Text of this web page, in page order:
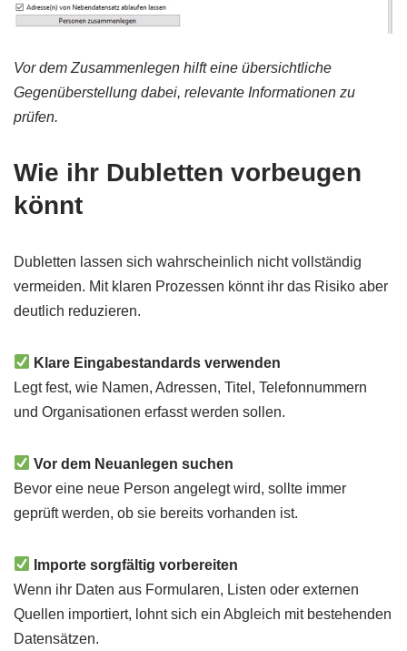
Vor dem Zusammenlegen hilft eine übersichtliche
Gegenüberstellung dabei, relevante Informationen zu
prüfen.
Wie ihr Dubletten vorbeugen
könnt
Dubletten lassen sich wahrscheinlich nicht vollständig
vermeiden. Mit klaren Prozessen könnt ihr das Risiko aber
deutlich reduzieren.
Klare Eingabestandards verwenden
Legt fest, wie Namen, Adressen, Titel, Telefonnummern
und Organisationen erfasst werden sollen.
Vor dem Neuanlegen suchen
Bevor eine neue Person angelegt wird, sollte immer
geprüft werden, ob sie bereits vorhanden ist.
Importe sorgfältig vorbereiten
Wenn ihr Daten aus Formularen, Listen oder externen
Quellen importiert, lohnt sich ein Abgleich mit bestehenden
Datensätzen.